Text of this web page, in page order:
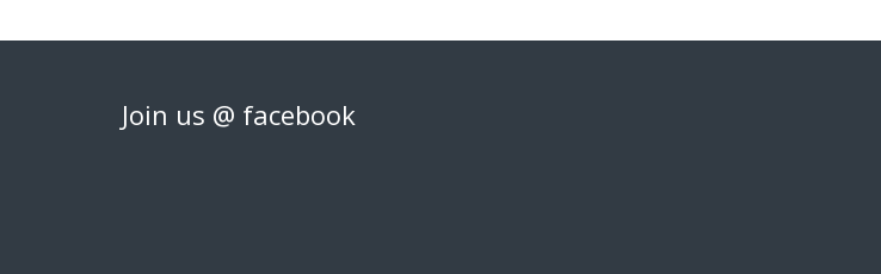
Join us @ facebook